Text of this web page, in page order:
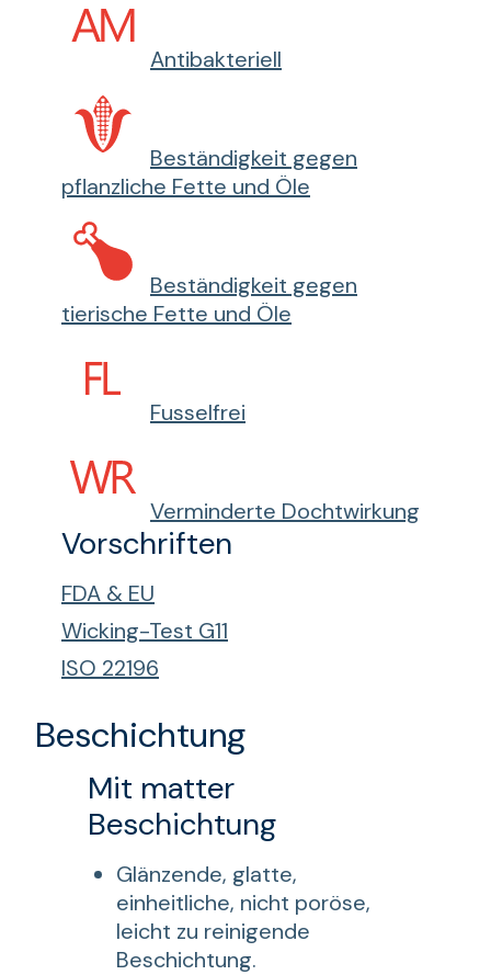
Antibakteriell
Beständigkeit gegen
pflanzliche Fette und Öle
Beständigkeit gegen
tierische Fette und Öle
Fusselfrei
Verminderte Dochtwirkung
Vorschriften
FDA & EU
Wicking-Test G11
ISO 22196
Beschichtung
Mit matter
Beschichtung
Glänzende, glatte,
einheitliche, nicht poröse,
leicht zu reinigende
Beschichtung.